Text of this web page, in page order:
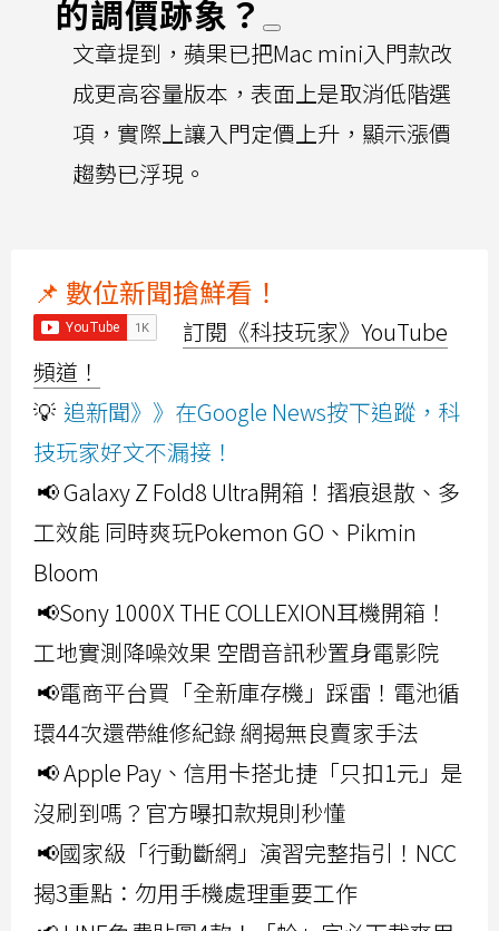
的調價跡象？
文章提到，蘋果已把Mac mini入門款改
成更高容量版本，表面上是取消低階選
項，實際上讓入門定價上升，顯示漲價
趨勢已浮現。
📌 數位新聞搶鮮看！
訂閱《科技玩家》YouTube
頻道！
💡 追新聞》》在Google News按下追蹤，科
技玩家好文不漏接！
📢 Galaxy Z Fold8 Ultra開箱！摺痕退散、多
工效能 同時爽玩Pokemon GO、Pikmin
Bloom
📢Sony 1000X THE COLLEXION耳機開箱！
工地實測降噪效果 空間音訊秒置身電影院
📢電商平台買「全新庫存機」踩雷！電池循
環44次還帶維修紀錄 網揭無良賣家手法
📢 Apple Pay、信用卡搭北捷「只扣1元」是
沒刷到嗎？官方曝扣款規則秒懂
📢國家級「行動斷網」演習完整指引！NCC
揭3重點：勿用手機處理重要工作